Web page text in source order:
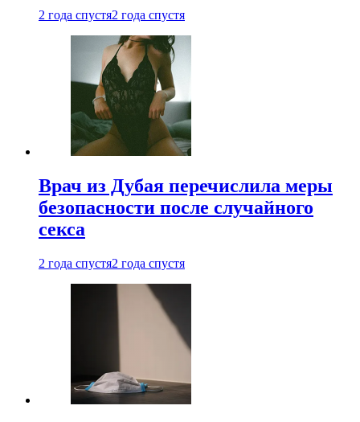
2 года спустя2 года спустя
Врач из Дубая перечислила меры
безопасности после случайного
секса
2 года спустя2 года спустя